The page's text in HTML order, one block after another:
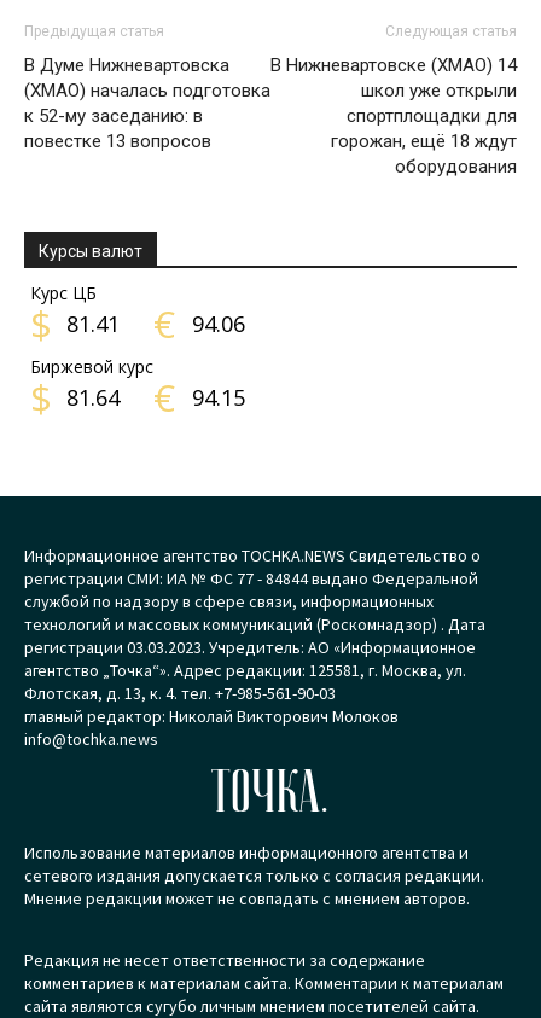
Предыдущая статья
В Думе Нижневартовска
(ХМАО) началась подготовка
к 52-му заседанию: в
повестке 13 вопросов
Следующая статья
В Нижневартовске (ХМАО) 14
школ уже открыли
спортплощадки для
горожан, ещё 18 ждут
оборудования
Курсы валют
Курс ЦБ
$ 81.41 € 94.06
Биржевой курс
$ 81.64 € 94.15
Информационное агентство TOCHKA.NEWS Свидетельство о
регистрации СМИ: ИА № ФС 77 - 84844 выдано Федеральной
службой по надзору в сфере связи, информационных
технологий и массовых коммуникаций (Роскомнадзор) . Дата
регистрации 03.03.2023. Учредитель: АО «Информационное
агентство „Точка“». Адрес редакции: 125581, г. Москва, ул.
Флотская, д. 13, к. 4. тел. +7-985-561-90-03
главный редактор: Николай Викторович Молоков
info@tochka.news
ТОЧКА.
Использование материалов информационного агентства и
сетевого издания допускается только с согласия редакции.
Мнение редакции может не совпадать с мнением авторов.
Редакция не несет ответственности за содержание
комментариев к материалам сайта. Комментарии к материалам
сайта являются сугубо личным мнением посетителей сайта.